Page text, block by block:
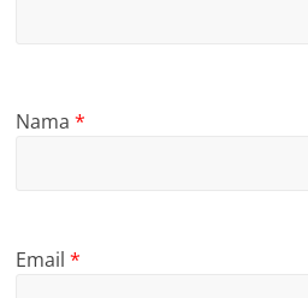
Nama*
Email*